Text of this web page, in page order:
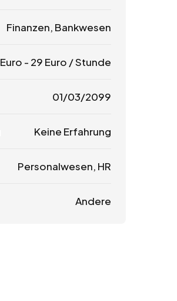
Finanzen, Bankwesen
Euro - 29 Euro / Stunde
01/03/2099
Keine Erfahrung
Personalwesen, HR
Andere